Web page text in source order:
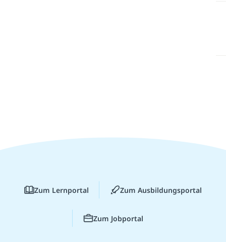
Zum Lernportal Zum Ausbildungsportal
Zum Jobportal